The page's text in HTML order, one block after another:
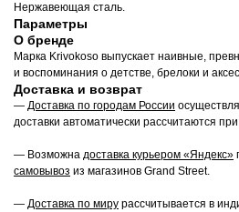
Нержавеющая сталь.
Параметры
О бренде
Марка Krivokoso выпускает наивные,
и воспоминания о детстве, брелоки и
Доставка и возврат
— Доставка по городам России
доставки автоматически рассчитаются
— Возможна доставка курьером «Яндекс»
самовывоз из магазинов Grand Street.
— Доставка по миру рассчитывается в